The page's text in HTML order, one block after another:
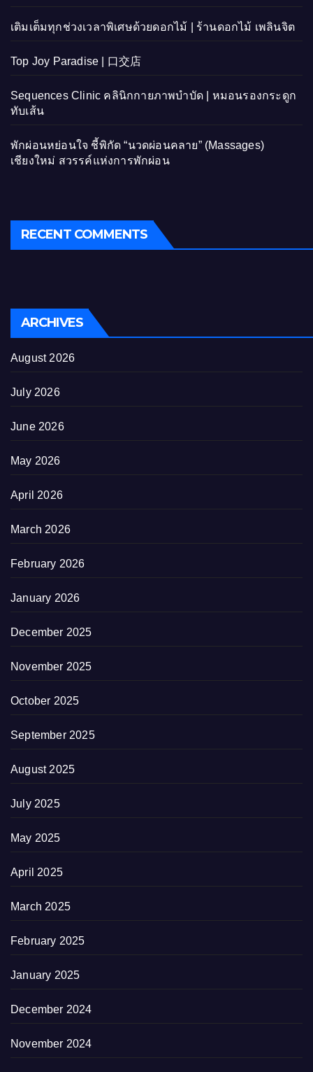
เติมเต็มทุกช่วงเวลาพิเศษด้วยดอกไม้ | ร้านดอกไม้ เพลินจิต
Top Joy Paradise | 口交店
Sequences Clinic คลินิกกายภาพบำบัด | หมอนรองกระดูก
ทับเส้น
พักผ่อนหย่อนใจ ชี้พิกัด “นวดผ่อนคลาย” (Massages)
เชียงใหม่ สวรรค์แห่งการพักผ่อน
RECENT COMMENTS
ARCHIVES
August 2026
July 2026
June 2026
May 2026
April 2026
March 2026
February 2026
January 2026
December 2025
November 2025
October 2025
September 2025
August 2025
July 2025
May 2025
April 2025
March 2025
February 2025
January 2025
December 2024
November 2024